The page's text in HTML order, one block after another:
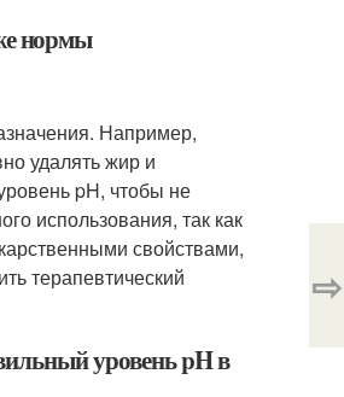
нормы
Например,
удалять жир и
pH, чтобы не
использования, так как
свойствами,
терапевтический
уровень pH в
⇨